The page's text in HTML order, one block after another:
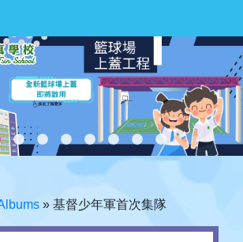
» 基督少年軍首次集隊